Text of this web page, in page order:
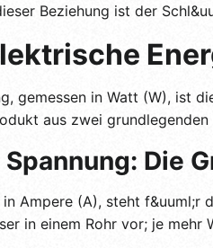
Beziehung ist der
gemessen in Watt (W), ist
aus zwei
Die
in Ampere (A), steht f&uuml;r
in einem Rohr vor; je